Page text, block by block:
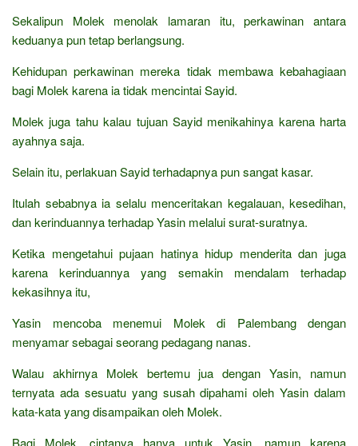
Sekalipun Molek menolak lamaran itu, perkawinan antara
keduanya pun tetap berlangsung.
Kehidupan perkawinan mereka tidak membawa kebahagiaan
bagi Molek karena ia tidak mencintai Sayid.
Molek juga tahu kalau tujuan Sayid menikahinya karena harta
ayahnya saja.
Selain itu, perlakuan Sayid terhadapnya pun sangat kasar.
Itulah sebabnya ia selalu menceritakan kegalauan, kesedihan,
dan kerinduannya terhadap Yasin melalui surat-suratnya.
Ketika mengetahui pujaan hatinya hidup menderita dan juga
karena kerinduannya yang semakin mendalam terhadap
kekasihnya itu,
Yasin mencoba menemui Molek di Palembang dengan
menyamar sebagai seorang pedagang nanas.
Walau akhirnya Molek bertemu jua dengan Yasin, namun
ternyata ada sesuatu yang susah dipahami oleh Yasin dalam
kata-kata yang disampaikan oleh Molek.
Bagi Molek, cintanya hanya untuk Yasin, namun karena